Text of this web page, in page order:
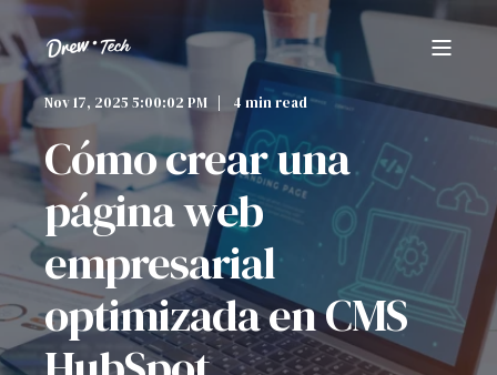
Nov 17, 2025 5:00:02 PM 4 min read
Cómo crear una
página web
empresarial
optimizada en CMS